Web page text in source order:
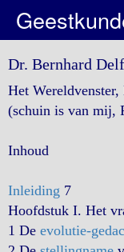
Dr. Bernhard
Het Wereldvenster,
(schuin is van mij,
Inhoud
Inleiding 7
Hoofdstuk I. Het
1 De evolutie-